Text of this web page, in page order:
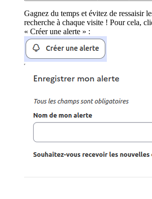
Gagnez du temps et évitez de ressaisir
recherche à chaque visite ! Pour cela,
« Créer une alerte » :